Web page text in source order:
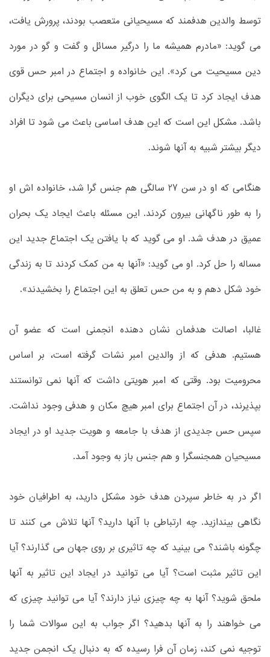
توسط والدین هدفمند که مسیحیانی متعصب بودند، پرورش یافت،
می گوید: «مادرم همیشه ما را درگیر مسائل و گفت و گو در مورد
دین مسیحیت می کرد». این خانواده و اجتماع در امبر حس قوی
هدف ایجاد کرد تا یک الگوی خوب از انسان مسیحی برای دیگران
باشد. مشکل این است که این هدف اساسی باعث می شود تا افراد
دیگر بیشتر شبیه به آنها شوند.
هنگامی که او در سن 27 سالگی هم جنس گرا شد، خانواده اش او
را به طور ناگهانی بیرون کردند. این مسئله باعث ایجاد یک بحران
عمیق در هدف شد. او می گوید که با یافتن یک اجتماع جدید این
مساله را حل کرد. او می گوید: «آنها به من کمک کردند تا به زندگی
خود شکل دهم و به من حس تعلق به این اجتماع را بخشیدند».
غالبا، اصالت هدفمان نشان دهنده انجمنی است که عضو آن
هستیم. هدفی که از والدین امبر نشات گرفته است، بر اساس
محرومیت بود. وقتی که امبر هویتی داشت که آنها نمی توانستند
بپذیرند، در آن اجتماع برای امبر هیچ مکان و هدفی وجود نداشت.
سپس حس جدیدی از هدف با جامعه و هویت جدید او در ایجاد
مسیحیان همجنسگرا و هم جنس باز به وجود آمد.
اگر در به خاطر سپردن هدف خود مشکل دارید، به اطرافیان خود
نگاهی بیندازید. چه ارتباطی با آنها دارید؟ آنها تلاش می کنند تا
چگونه باشند؟ می بینید که چه تاثیری بر روی جهان می گذارند؟ آیا
این تاثیر مثبت است؟ آیا می توانید در ایجاد این تاثیر به آنها
ملحق شوید؟ آنها به چه چیزی نیاز دارند؟ آیا می توانید چیزی که
می خواهند را به آنها بدهید؟ اگر جواب به این سوالات شما را
توجیه نمی کند، زمان آن فرا رسیده که به دنبال یک انجمن جدید